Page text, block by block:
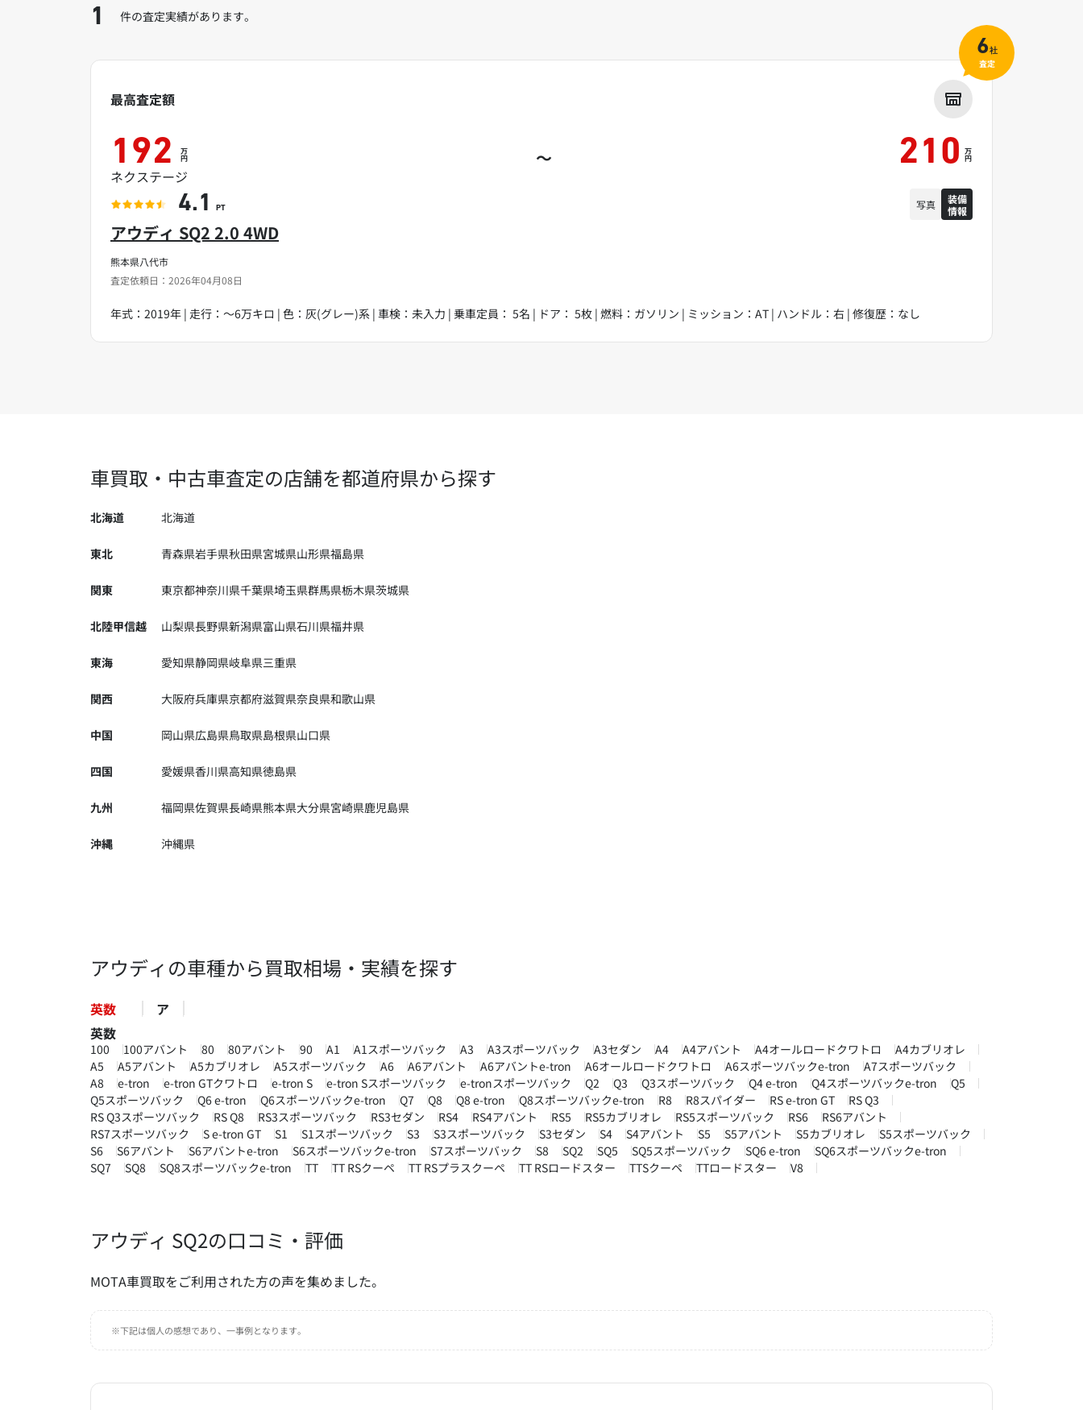
1 件の査定実績があります。
熊本県八代市
査定依頼日：2026年04月08日
アウディ SQ2 2.0 4WD
年式：2019年 | 走行：～6万キロ | 色：灰(グレー)系 | 車検：未入力 | 乗車定員： 5名 | ドア： 5枚 | 燃料：ガソリン | ミッション：AT | ハンドル：右 | 修復歴：なし
最高査定額
192 万
円 ～ 210 万
円
ネクステージ
4.1 PT 写真
装備
情報
6社
査定
車買取・中古車査定の店舗を都道府県から探す
北海道 北海道
東北 青森県岩手県秋田県宮城県山形県福島県
関東 東京都神奈川県千葉県埼玉県群馬県栃木県茨城県
北陸甲信越 山梨県長野県新潟県富山県石川県福井県
東海 愛知県静岡県岐阜県三重県
関西 大阪府兵庫県京都府滋賀県奈良県和歌山県
中国 岡山県広島県鳥取県島根県山口県
四国 愛媛県香川県高知県徳島県
九州 福岡県佐賀県長崎県熊本県大分県宮崎県鹿児島県
沖縄 沖縄県
アウディの車種から買取相場・実績を探す
英数
ア
英数
100 100アバント 80 80アバント 90 A1 A1スポーツバック A3 A3スポーツバック A3セダン A4 A4アバント A4オールロードクワトロ
A4カブリオレ
A5
A5アバント A5カブリオレ A5スポーツバック A6 A6アバント A6アバントe-tron A6オールロードクワトロ A6スポーツバックe-tron
A7スポーツバック
A8
e-tron e-tron GTクワトロ e-tron S e-tron Sスポーツバック e-tronスポーツバック Q2 Q3 Q3スポーツバック Q4 e-tron Q4スポーツバックe-tron
Q5
Q5スポーツバック
Q6 e-tron Q6スポーツバックe-tron Q7 Q8 Q8 e-tron Q8スポーツバックe-tron R8 R8スパイダー RS e-tron GT
RS Q3
RS Q3スポーツバック
RS Q8 RS3スポーツバック RS3セダン RS4 RS4アバント RS5 RS5カブリオレ RS5スポーツバック RS6
RS6アバント
RS7スポーツバック
S e-tron GT S1 S1スポーツバック S3 S3スポーツバック S3セダン S4 S4アバント S5 S5アバント S5カブリオレ
S5スポーツバック
S6
S6アバント S6アバントe-tron S6スポーツバックe-tron S7スポーツバック S8 SQ2 SQ5 SQ5スポーツバック SQ6 e-tron
SQ6スポーツバックe-tron
SQ7
SQ8 SQ8スポーツバックe-tron TT TT RSクーペ TT RSプラスクーペ TT RSロードスター TTSクーペ TTロードスター V8
アウディ SQ2の口コミ・評価
MOTA車買取をご利用された方の声を集めました。
※下記は個人の感想であり、一事例となります。